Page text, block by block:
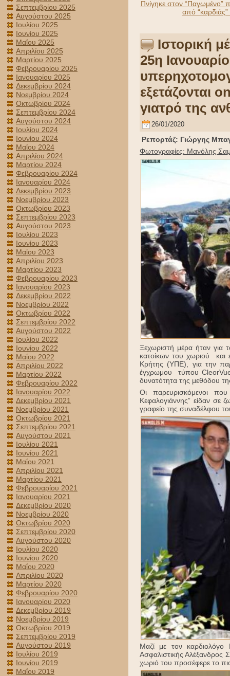
Σεπτεμβρίου 2025
Αυγούστου 2025
Ιουλίου 2025
Ιουνίου 2025
Μαΐου 2025
Απριλίου 2025
Μαρτίου 2025
Φεβρουαρίου 2025
Ιανουαρίου 2025
Δεκεμβρίου 2024
Νοεμβρίου 2024
Οκτωβρίου 2024
Σεπτεμβρίου 2024
Αυγούστου 2024
Ιουλίου 2024
Ιουνίου 2024
Μαΐου 2024
Απριλίου 2024
Μαρτίου 2024
Φεβρουαρίου 2024
Ιανουαρίου 2024
Δεκεμβρίου 2023
Νοεμβρίου 2023
Οκτωβρίου 2023
Σεπτεμβρίου 2023
Αυγούστου 2023
Ιουλίου 2023
Ιουνίου 2023
Μαΐου 2023
Απριλίου 2023
Μαρτίου 2023
Φεβρουαρίου 2023
Ιανουαρίου 2023
Δεκεμβρίου 2022
Νοεμβρίου 2022
Οκτωβρίου 2022
Σεπτεμβρίου 2022
Αυγούστου 2022
Ιουλίου 2022
Ιουνίου 2022
Μαΐου 2022
Απριλίου 2022
Μαρτίου 2022
Φεβρουαρίου 2022
Ιανουαρίου 2022
Δεκεμβρίου 2021
Νοεμβρίου 2021
Οκτωβρίου 2021
Σεπτεμβρίου 2021
Αυγούστου 2021
Ιουλίου 2021
Ιουνίου 2021
Μαΐου 2021
Απριλίου 2021
Μαρτίου 2021
Φεβρουαρίου 2021
Ιανουαρίου 2021
Δεκεμβρίου 2020
Νοεμβρίου 2020
Οκτωβρίου 2020
Σεπτεμβρίου 2020
Αυγούστου 2020
Ιουλίου 2020
Ιουνίου 2020
Μαΐου 2020
Απριλίου 2020
Μαρτίου 2020
Φεβρουαρίου 2020
Ιανουαρίου 2020
Δεκεμβρίου 2019
Νοεμβρίου 2019
Οκτωβρίου 2019
Σεπτεμβρίου 2019
Αυγούστου 2019
Ιουλίου 2019
Ιουνίου 2019
Μαΐου 2019
Πνίγηκε στον “Παγωμένο”
από
Ιστορική
25η
εξετάζονται
γιατρό της
26/01/2020
Ρεπορτάζ: Γιώργης
Φωτογραφίες: Μανόλης
Ξεχωριστή μέρα ήταν για
κατοίκων του χωριού και
Κρήτης (ΥΠΕ), για την
έγχρωμου τύπου
δυνατότητα της μεθόδου
Οι παρευρισκόμενοι
Κεφαλογιάννης” είδαν σε
γραφείο της συναδέλφου
Μαζί με τον
Ασφαλιστικής Αλέξανδρος
χωριό του προσέφερε το